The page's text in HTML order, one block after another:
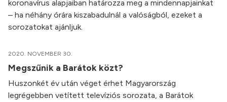
koronavírus alapjaiban határozza meg a mindennapjainkat
– ha néhány órára kiszabadulnál a valóságból, ezeket a
sorozatokat ajánljuk.
2020. NOVEMBER 30.
Megszűnik a Barátok közt?
Huszonkét év után véget érhet Magyarország
legrégebben vetített televíziós sorozata, a Barátok